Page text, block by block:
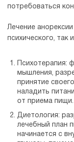
потребоваться
Лечение
психического, так
Психотерапия:
мышления,
принятие
наладить
от приема пищи.
Диетология:
лечебный план
начинается с